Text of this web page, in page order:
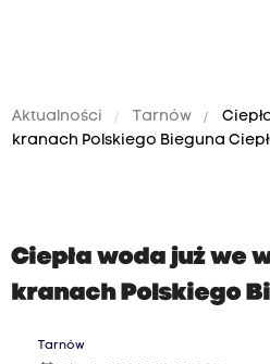
Aktualności Tarnów
kranach Polskiego Bieguna
Ciepła woda już we
kranach Polskiego
Tarnów